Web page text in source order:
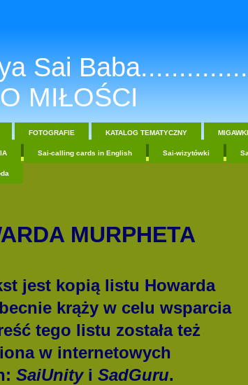
Sai
MIŁOŚCI
FOTOGRAFIE KATALOG TEMATYCZNY MIGAWKI
Sai-calling cards in English Sai-wizytówki
MURPHETA
jest kopią listu Howarda
krąży w celu wsparcia
tego listu została też
w internetowych
SaiUnityiSadGuru.